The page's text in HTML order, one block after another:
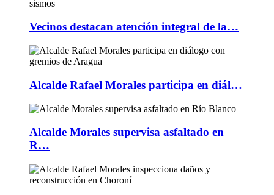
Vecinos destacan atención integral de la…
Alcalde Rafael Morales participa en diál…
Alcalde Morales supervisa asfaltado en
R…